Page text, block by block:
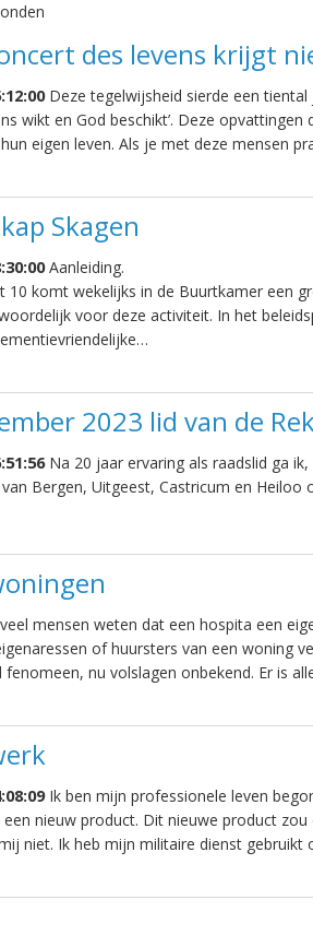
des levens krijgt
Deze tegelwijsheid sierde een
wikt en God beschikt’. Deze
eigen leven. Als je met deze mensen
Skagen
Aanleiding.
10 komt wekelijks in de Buurtkamer een
voor deze activiteit. In het
2023 lid van de
Na 20 jaar ervaring als raadslid ga
Bergen, Uitgeest, Castricum en
mensen weten dat een hospita een
of huursters van een woning
nu volslagen onbekend. Er is
Ik ben mijn professionele leven
nieuw product. Dit nieuwe product
niet. Ik heb mijn militaire dienst